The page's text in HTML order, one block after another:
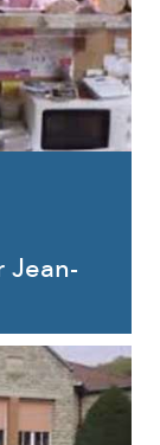
Jean-